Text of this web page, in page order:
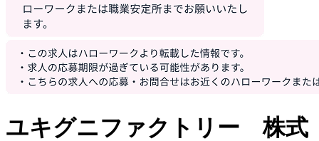
ユキグニファクトリー 株式